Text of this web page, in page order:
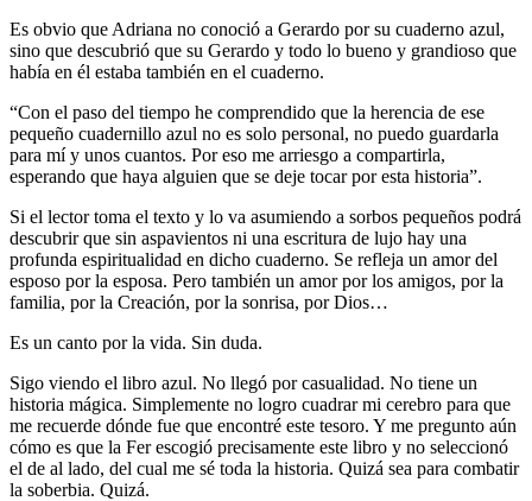
Es obvio que Adriana no conoció a Gerardo por su cuaderno azul,
sino que descubrió que su Gerardo y todo lo bueno y grandioso que
había en él estaba también en el cuaderno.
“Con el paso del tiempo he comprendido que la herencia de ese
pequeño cuadernillo azul no es solo personal, no puedo guardarla
para mí y unos cuantos. Por eso me arriesgo a compartirla,
esperando que haya alguien que se deje tocar por esta historia”.
Si el lector toma el texto y lo va asumiendo a sorbos pequeños podrá
descubrir que sin aspavientos ni una escritura de lujo hay una
profunda espiritualidad en dicho cuaderno. Se refleja un amor del
esposo por la esposa. Pero también un amor por los amigos, por la
familia, por la Creación, por la sonrisa, por Dios…
Es un canto por la vida. Sin duda.
Sigo viendo el libro azul. No llegó por casualidad. No tiene un
historia mágica. Simplemente no logro cuadrar mi cerebro para que
me recuerde dónde fue que encontré este tesoro. Y me pregunto aún
cómo es que la Fer escogió precisamente este libro y no seleccionó
el de al lado, del cual me sé toda la historia. Quizá sea para combatir
la soberbia. Quizá.